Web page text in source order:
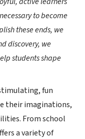
to become
these ends, we
discovery, we
students shape
fun
their imaginations,
From school
a variety of